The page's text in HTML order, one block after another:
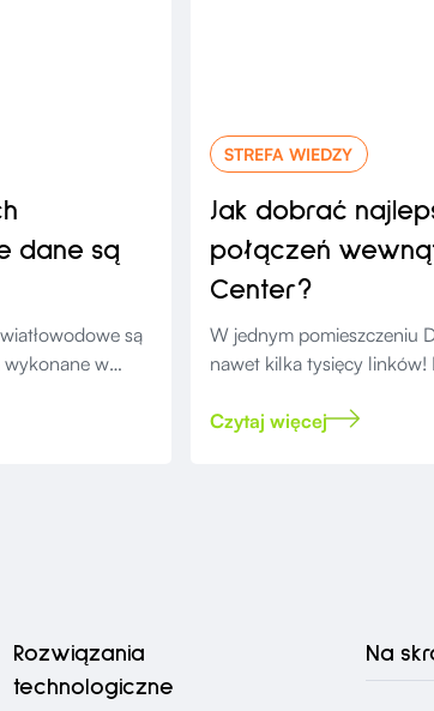
dane są
są
wykonane w
STREFA WIEDZY
Jak dobrać
połączeń
Center?
W jednym pomieszczeniu
nawet kilka tysięcy linków!
Czytaj więcej
Rozwiązania
technologiczne
Na